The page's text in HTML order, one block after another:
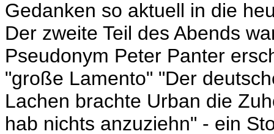
Gedanken so aktuell in die
Der zweite Teil des Abends
Pseudonym Peter Panter
"große Lamento" "Der
Lachen brachte Urban die
hab nichts anzuziehn" - ein